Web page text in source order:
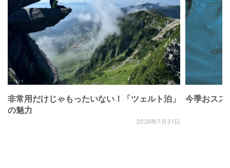
非常用だけじゃもったいない！「ツェルト泊」
の魅力
2026年7月31日
今季おスス